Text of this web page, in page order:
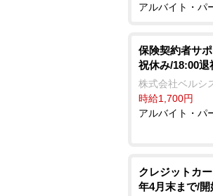
アルバイト・パ
保険契約者サ
祝休み/18:00退
株式会社ベルシ
時給1,700円
アルバイト・パ
クレジットカ
年4月末まで/